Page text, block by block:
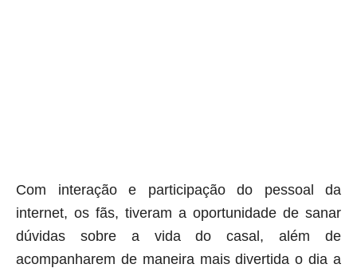
Com interação e participação do pessoal da
internet, os fãs, tiveram a oportunidade de sanar
dúvidas sobre a vida do casal, além de
acompanharem de maneira mais divertida o dia a